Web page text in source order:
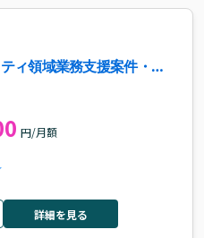
ィ領域業務支援案件・求
円/月額
詳細を見る